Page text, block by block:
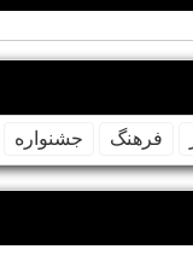
فرهنگ جشنواره